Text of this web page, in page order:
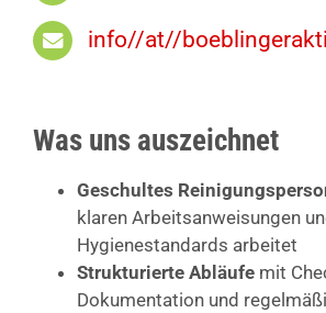
info//at//
Was uns auszeichnet
Geschultes
klaren Arbeitsanweisungen
Hygienestandards arbeitet
Strukturierte Abläufemit
Dokumentation und